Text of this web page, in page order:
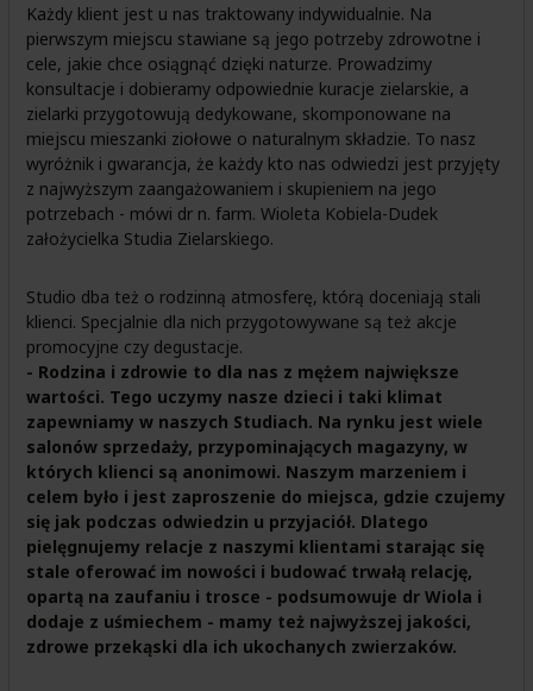
Każdy klient jest u nas traktowany indywidualnie. Na
pierwszym miejscu stawiane są jego potrzeby zdrowotne i
cele, jakie chce osiągnąć dzięki naturze. Prowadzimy
konsultacje i dobieramy odpowiednie kuracje zielarskie, a
zielarki przygotowują dedykowane, skomponowane na
miejscu mieszanki ziołowe o naturalnym składzie. To nasz
wyróżnik i gwarancja, że każdy kto nas odwiedzi jest przyjęty
z najwyższym zaangażowaniem i skupieniem na jego
potrzebach - mówi dr n. farm. Wioleta Kobiela-Dudek
założycielka Studia Zielarskiego.
Studio dba też o rodzinną atmosferę, którą doceniają stali
klienci. Specjalnie dla nich przygotowywane są też akcje
promocyjne czy degustacje.
- Rodzina i zdrowie to dla nas z mężem największe
wartości. Tego uczymy nasze dzieci i taki klimat
zapewniamy w naszych Studiach. Na rynku jest wiele
salonów sprzedaży, przypominających magazyny, w
których klienci są anonimowi. Naszym marzeniem i
celem było i jest zaproszenie do miejsca, gdzie czujemy
się jak podczas odwiedzin u przyjaciół. Dlatego
pielęgnujemy relacje z naszymi klientami starając się
stale oferować im nowości i budować trwałą relację,
opartą na zaufaniu i trosce - podsumowuje dr Wiola i
dodaje z uśmiechem - mamy też najwyższej jakości,
zdrowe przekąski dla ich ukochanych zwierzaków.